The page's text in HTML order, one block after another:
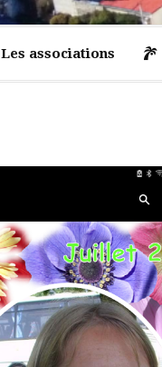
Les associations